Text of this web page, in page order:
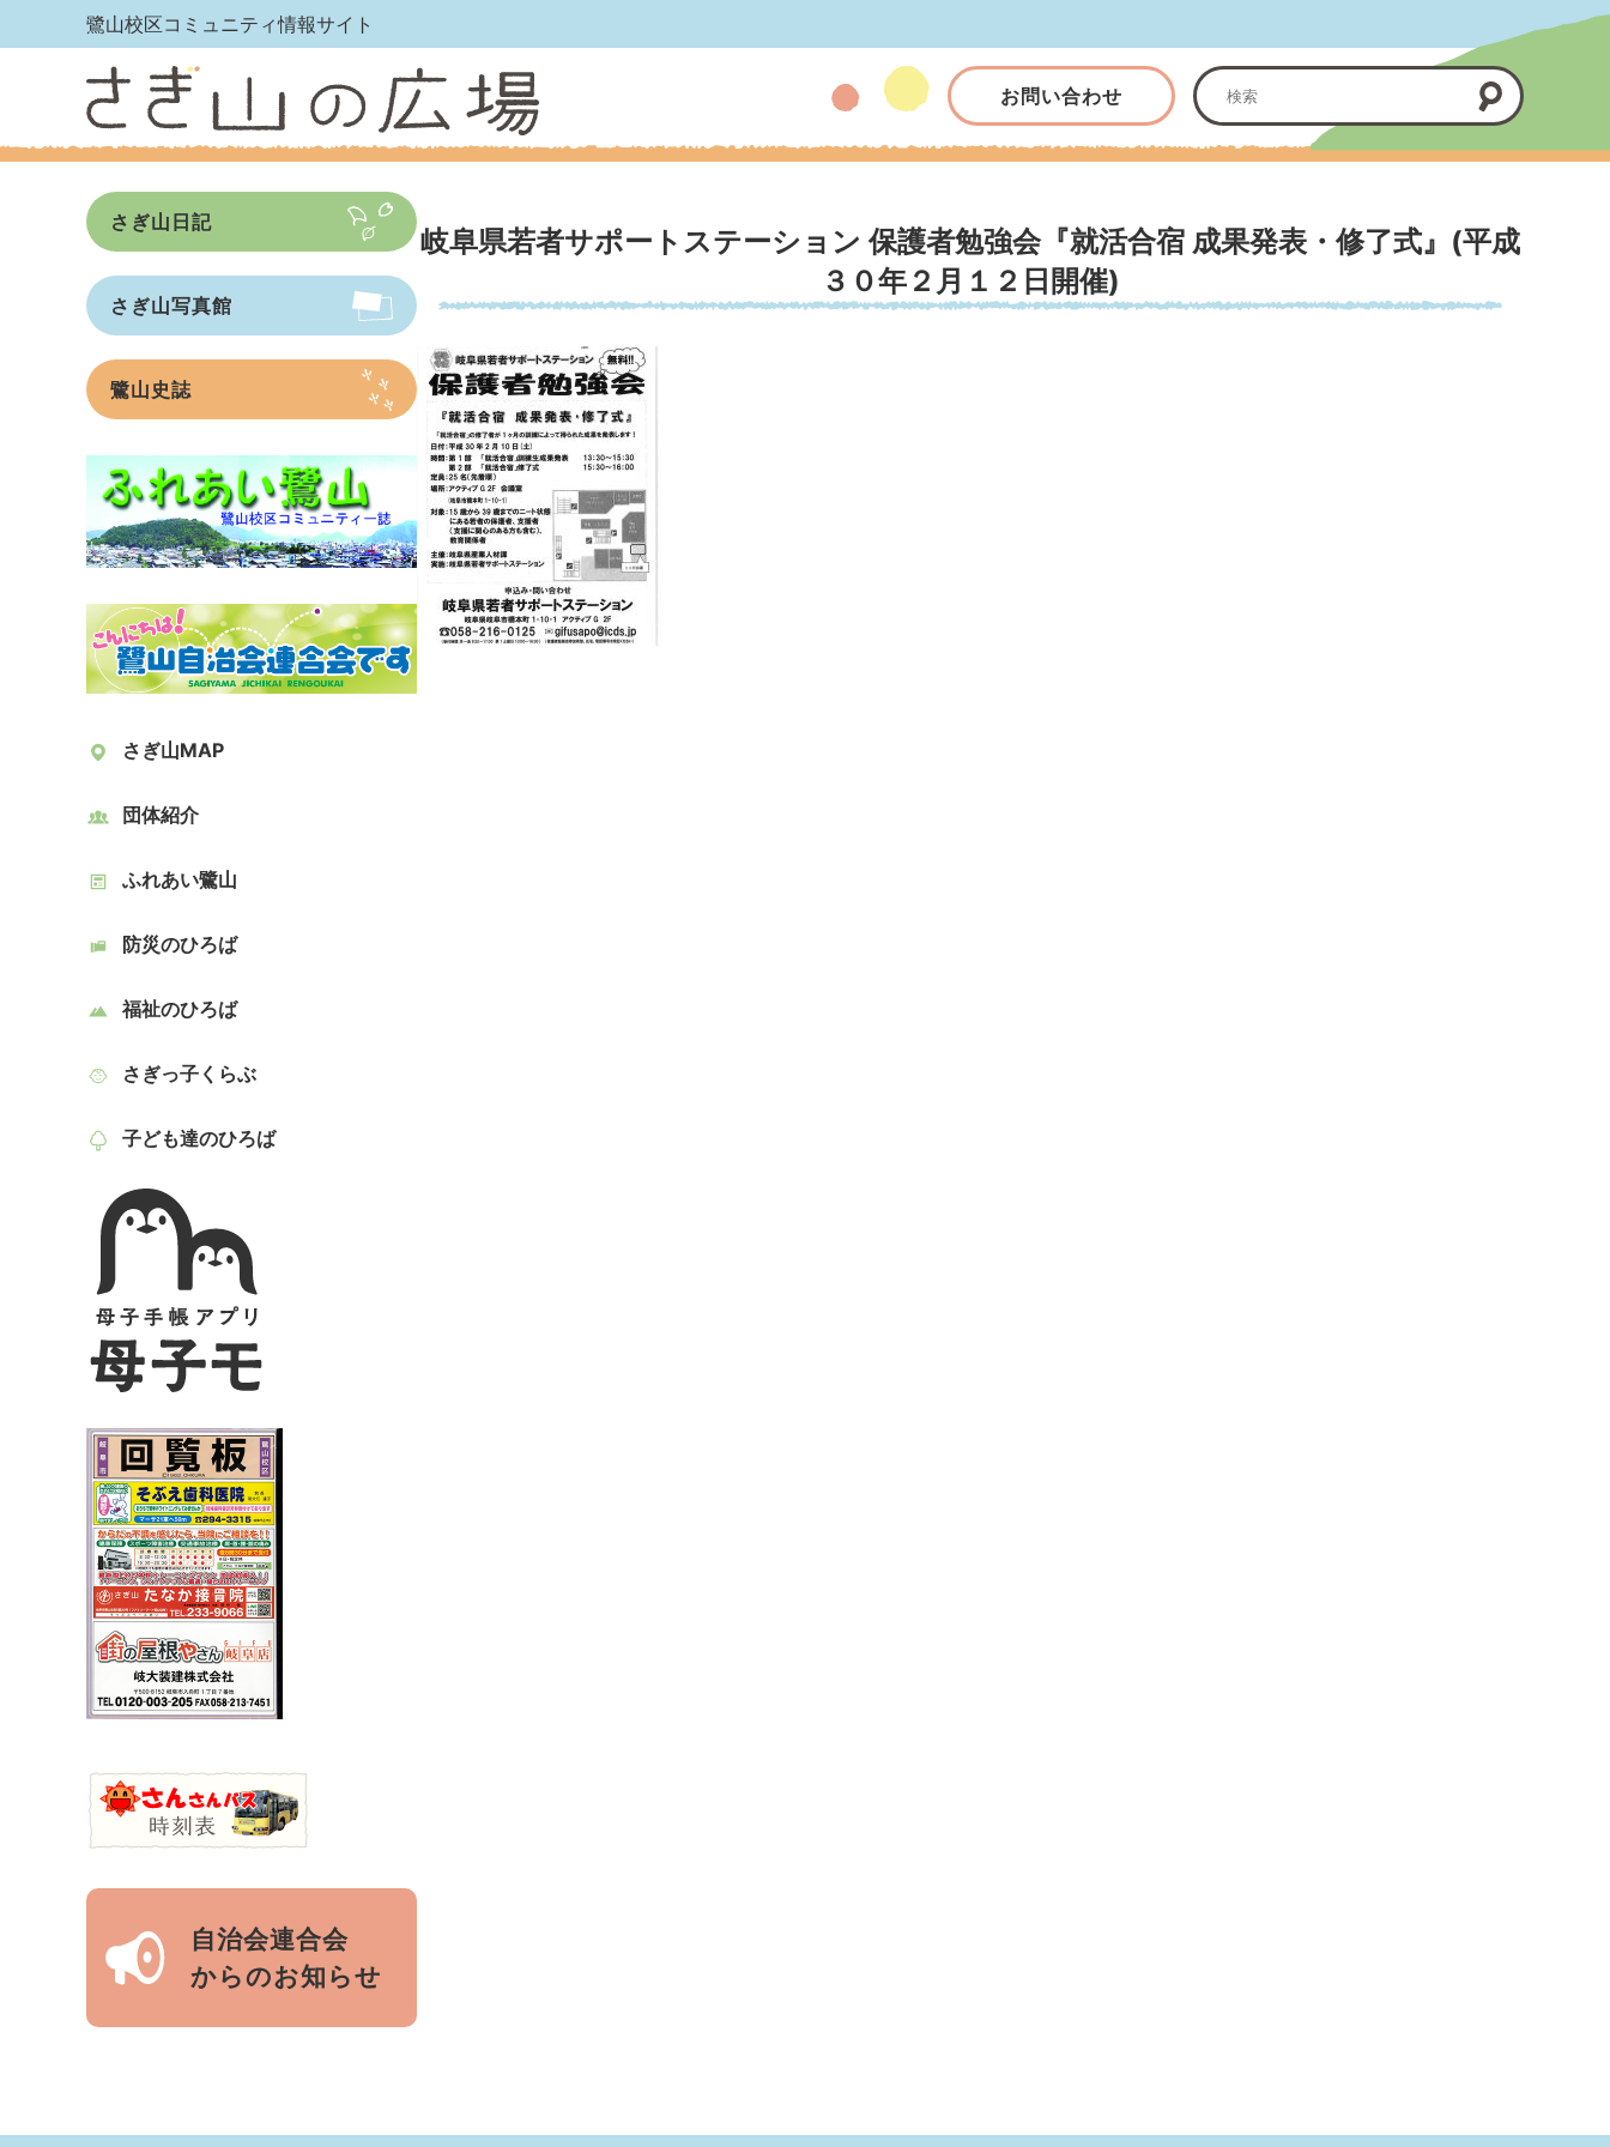
鷺山校区コミュニティ情報サイト
お問い合わせ
岐阜県若者サポートステーション 保護者勉強会『就活合宿 成果発表・修了式』(平成
３０年２月１２日開催)
さぎ山日記
さぎ山写真館
鷺山史誌
さぎ山MAP
団体紹介
ふれあい鷺山
防災のひろば
福祉のひろば
さぎっ子くらぶ
子ども達のひろば
自治会連合会
からのお知らせ